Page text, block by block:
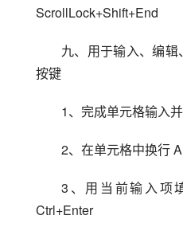
ScrollLock+Shift+End
九、用于输入、编
按键
1、完成单元格输入
2、在单元格中换行
3、用当前输入项
Ctrl+Enter